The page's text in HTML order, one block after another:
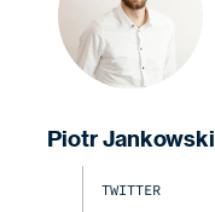
Piotr Jankowski
TWITTER